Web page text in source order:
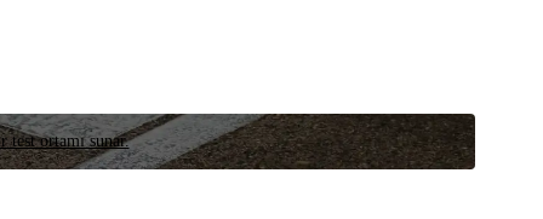
test ortamı sunar.